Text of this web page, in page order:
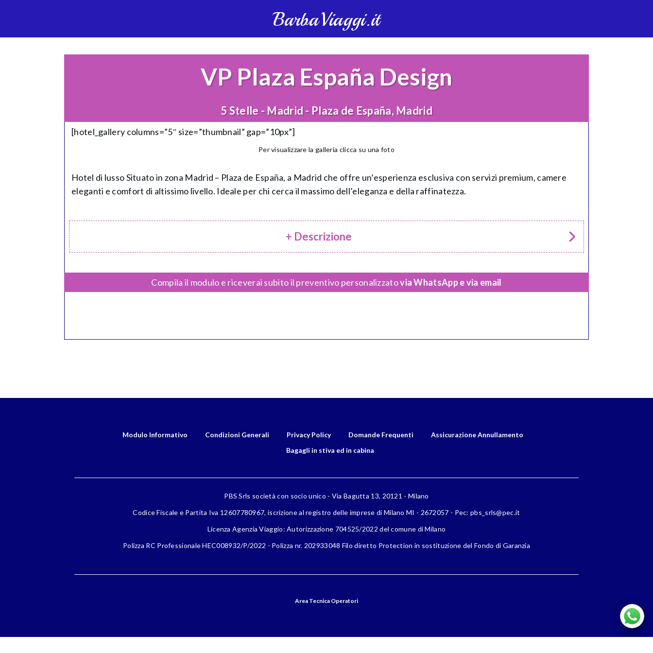
BarbaViaggi.it
VP Plaza España Design
5 Stelle - Madrid - Plaza de España, Madrid
[hotel_gallery columns=”5″ size=”thumbnail” gap=”10px”]
Per visualizzare la galleria clicca su una foto
Hotel di lusso Situato in zona Madrid – Plaza de España, a Madrid che offre un’esperienza esclusiva con servizi premium, camere
eleganti e comfort di altissimo livello. Ideale per chi cerca il massimo dell’eleganza e della raffinatezza.
+ Descrizione
Compila il modulo e riceverai subito il preventivo personalizzatovia WhatsApp e via email
Modulo Informativo Condizioni Generali Privacy Policy Domande Frequenti
Assicurazione Annullamento
Bagagli in stiva ed in cabina
PBS Srls società con socio unico - Via Bagutta 13, 20121 - Milano
Codice Fiscale e Partita Iva 12607780967, iscrizione al registro delle imprese di Milano MI - 2672057 - Pec: pbs_srls@pec.it
Licenza Agenzia Viaggio: Autorizzazione 704525/2022 del comune di Milano
Polizza RC Professionale HEC008932/P/2022 - Polizza nr. 202933048 Filo diretto Protection in sostituzione del Fondo di Garanzia
Area Tecnica Operatori